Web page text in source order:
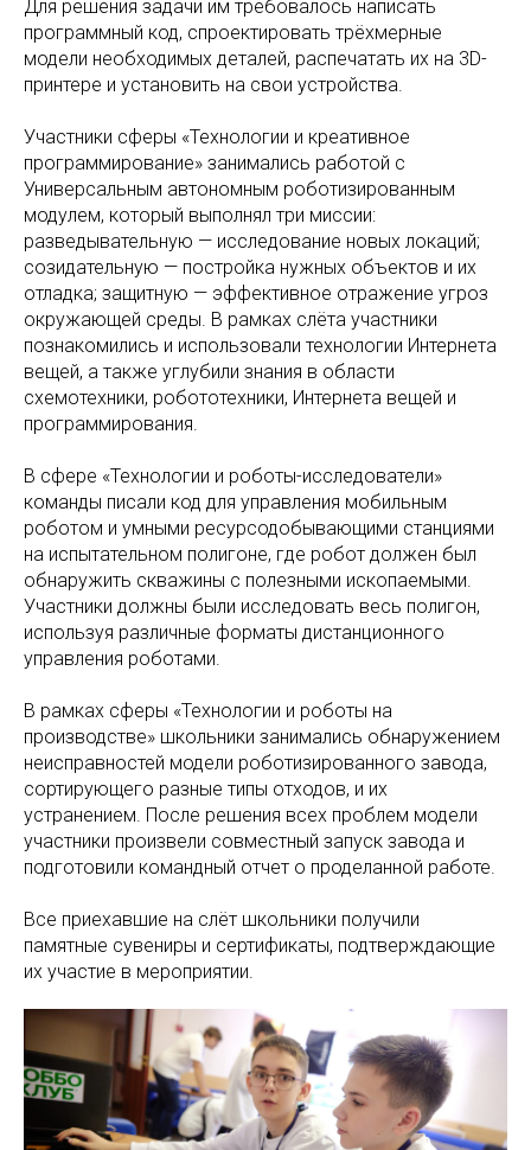
Для решения задачи им требовалось написать
программный код, спроектировать трёхмерные
модели необходимых деталей, распечатать их на 3D-
принтере и установить на свои устройства.
Участники сферы «Технологии и креативное
программирование» занимались работой с
Универсальным автономным роботизированным
модулем, который выполнял три миссии:
разведывательную — исследование новых локаций;
созидательную — постройка нужных объектов и их
отладка; защитную — эффективное отражение угроз
окружающей среды. В рамках слёта участники
познакомились и использовали технологии Интернета
вещей, а также углубили знания в области
схемотехники, робототехники, Интернета вещей и
программирования.
В сфере «Технологии и роботы-исследователи»
команды писали код для управления мобильным
роботом и умными ресурсодобывающими станциями
на испытательном полигоне, где робот должен был
обнаружить скважины с полезными ископаемыми.
Участники должны были исследовать весь полигон,
используя различные форматы дистанционного
управления роботами.
В рамках сферы «Технологии и роботы на
производстве» школьники занимались обнаружением
неисправностей модели роботизированного завода,
сортирующего разные типы отходов, и их
устранением. После решения всех проблем модели
участники произвели совместный запуск завода и
подготовили командный отчет о проделанной работе.
Все приехавшие на слёт школьники получили
памятные сувениры и сертификаты, подтверждающие
их участие в мероприятии.